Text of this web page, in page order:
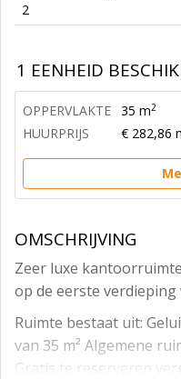
2
1 EENHEID
OPPERVLAKTE 35 m2
HUURPRIJS € 282,86
OMSCHRIJVING
Zeer luxe
op de eerste
Ruimte bestaat uit:
van 35 m² Algemene
Gratis te reserveren